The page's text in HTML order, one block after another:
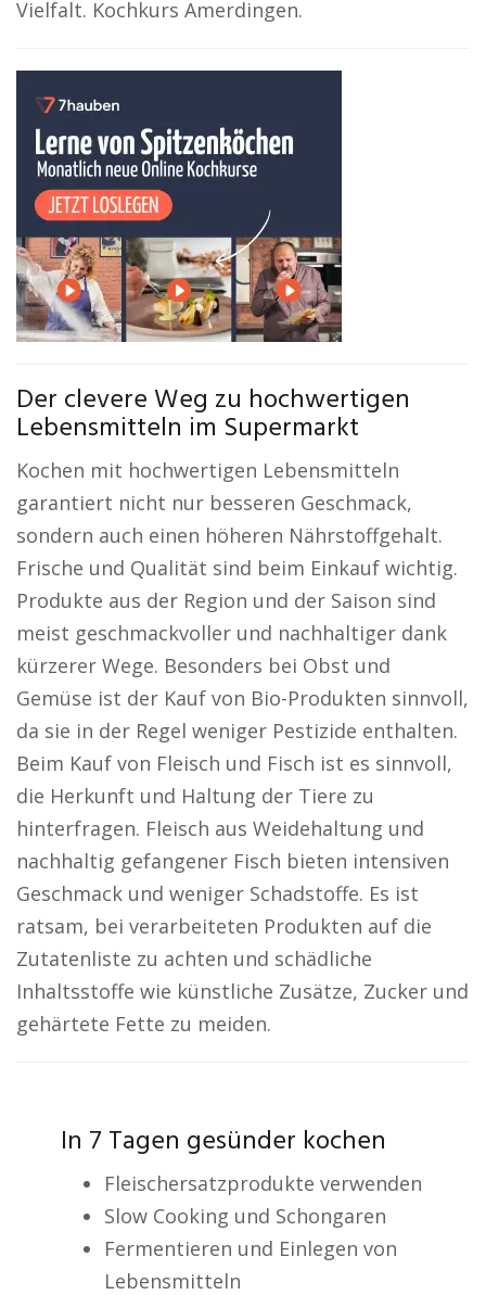
Vielfalt. Kochkurs Amerdingen.
Der clevere Weg zu hochwertigen
Lebensmitteln im Supermarkt
Kochen mit hochwertigen Lebensmitteln
garantiert nicht nur besseren Geschmack,
sondern auch einen höheren Nährstoffgehalt.
Frische und Qualität sind beim Einkauf wichtig.
Produkte aus der Region und der Saison sind
meist geschmackvoller und nachhaltiger dank
kürzerer Wege. Besonders bei Obst und
Gemüse ist der Kauf von Bio-Produkten sinnvoll,
da sie in der Regel weniger Pestizide enthalten.
Beim Kauf von Fleisch und Fisch ist es sinnvoll,
die Herkunft und Haltung der Tiere zu
hinterfragen. Fleisch aus Weidehaltung und
nachhaltig gefangener Fisch bieten intensiven
Geschmack und weniger Schadstoffe. Es ist
ratsam, bei verarbeiteten Produkten auf die
Zutatenliste zu achten und schädliche
Inhaltsstoffe wie künstliche Zusätze, Zucker und
gehärtete Fette zu meiden.
In 7 Tagen gesünder kochen
Fleischersatzprodukte verwenden
Slow Cooking und Schongaren
Fermentieren und Einlegen von
Lebensmitteln